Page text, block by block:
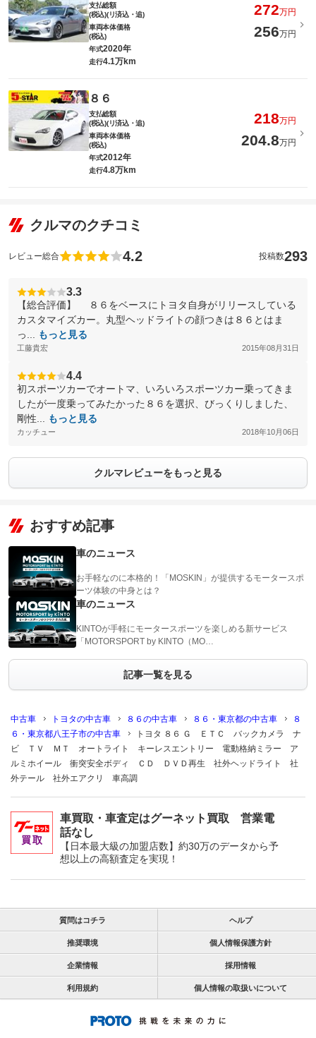
支払総額
(税込)(リ済込・追)
272万円
車両本体価格
(税込)
256万円
年式2020年
走行4.1万km
８６
支払総額
(税込)(リ済込・追)
218万円
車両本体価格
(税込)
204.8万円
年式2012年
走行4.8万km
クルマのクチコミ
レビュー総合 4.2 投稿数293
3.3
【総合評価】 ８６をベースにトヨタ自身がリリースしている
カスタマイズカー。丸型ヘッドライトの顔つきは８６とはま
っ...
もっと見る
工藤貴宏 2015年08月31日
4.4
初スポーツカーでオートマ、いろいろスポーツカー乗ってきま
したが一度乗ってみたかった８６を選択、びっくりしました、
剛性...
もっと見る
カッチュー 2018年10月06日
クルマレビューをもっと見る
おすすめ記事
車のニュース
お手軽なのに本格的！「MOSKIN」が提供するモータースポ
ーツ体験の中身とは？
車のニュース
KINTOが手軽にモータースポーツを楽しめる新サービス
「MOTORSPORT by KINTO（MO…
記事一覧を見る
中古車 トヨタの中古車 ８６の中古車 ８６・東京都の中古車
８
６・東京都八王子市の中古車
トヨタ ８６ Ｇ ＥＴＣ バックカメラ ナ
ビ ＴＶ ＭＴ オートライト キーレスエントリー 電動格納ミラー ア
ルミホイール 衝突安全ボディ ＣＤ ＤＶＤ再生 社外ヘッドライト 社
外テール 社外エアクリ 車高調
車買取・車査定はグーネット買取 営業電
話なし
【日本最大級の加盟店数】約30万のデータから予
想以上の高額査定を実現！
質問はコチラ ヘルプ
推奨環境 個人情報保護方針
企業情報 採用情報
利用規約 個人情報の取扱いについて